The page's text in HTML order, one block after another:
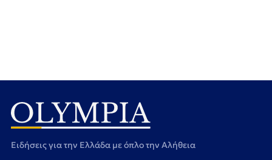
Ειδήσεις για την Ελλάδα με όπλο την Αλήθεια